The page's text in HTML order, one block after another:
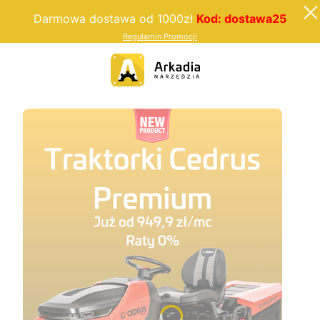
Darmowa dostawa od 1000zł Kod: dostawa25
Regulamin Promocji